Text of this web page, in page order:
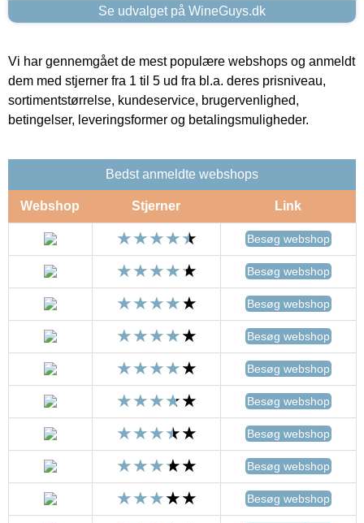
Se udvalget på WineGuys.dk
Vi har gennemgået de mest populære webshops og anmeldt
dem med stjerner fra 1 til 5 ud fra bl.a. deres prisniveau,
sortimentstørrelse, kundeservice, brugervenlighed,
betingelser, leveringsformer og betalingsmuligheder.
Bedst anmeldte webshops
Webshop Stjerner Link
Besøg webshop
Besøg webshop
Besøg webshop
Besøg webshop
Besøg webshop
Besøg webshop
Besøg webshop
Besøg webshop
Besøg webshop